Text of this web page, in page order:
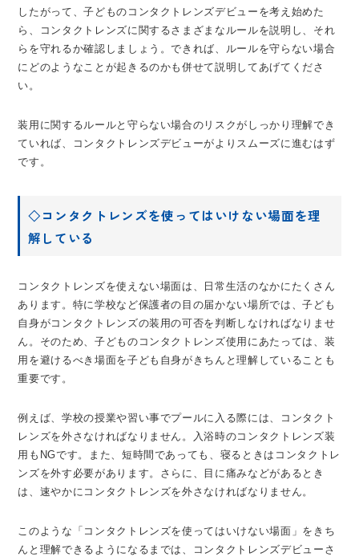
したがって、子どものコンタクトレンズデビューを考え始めた
ら、コンタクトレンズに関するさまざまなルールを説明し、それ
らを守れるか確認しましょう。できれば、ルールを守らない場合
にどのようなことが起きるのかも併せて説明してあげてくださ
い。
装用に関するルールと守らない場合のリスクがしっかり理解でき
ていれば、コンタクトレンズデビューがよりスムーズに進むはず
です。
◇コンタクトレンズを使ってはいけない場面を理
解している
コンタクトレンズを使えない場面は、日常生活のなかにたくさん
あります。特に学校など保護者の目の届かない場所では、子ども
自身がコンタクトレンズの装用の可否を判断しなければなりませ
ん。そのため、子どものコンタクトレンズ使用にあたっては、装
用を避けるべき場面を子ども自身がきちんと理解していることも
重要です。
例えば、学校の授業や習い事でプールに入る際には、コンタクト
レンズを外さなければなりません。入浴時のコンタクトレンズ装
用もNGです。また、短時間であっても、寝るときはコンタクトレ
ンズを外す必要があります。さらに、目に痛みなどがあるとき
は、速やかにコンタクトレンズを外さなければなりません。
このような「コンタクトレンズを使ってはいけない場面」をきち
んと理解できるようになるまでは、コンタクトレンズデビューさ